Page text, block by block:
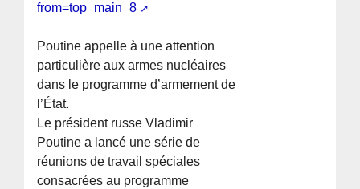
from=top_main_8
Poutine appelle à une attention
particulière aux armes nucléaires
dans le programme d’armement de
l’État.
Le président russe Vladimir
Poutine a lancé une série de
réunions de travail spéciales
consacrées au programme